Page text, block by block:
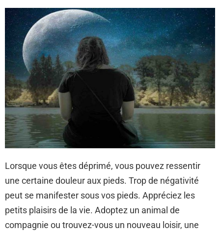
Lorsque vous êtes déprimé, vous pouvez ressentir
une certaine douleur aux pieds. Trop de négativité
peut se manifester sous vos pieds. Appréciez les
petits plaisirs de la vie. Adoptez un animal de
compagnie ou trouvez-vous un nouveau loisir, une